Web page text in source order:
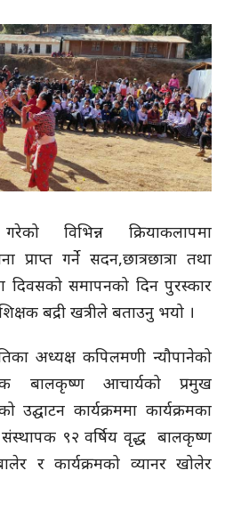
विभिन्न क्रियाकलापमा
प्राप्त गर्ने सदन,छात्रछात्रा तथा
दिवसको समापनको दिन पुरस्कार
बद्री खत्रीले बताउनु भयो ।
अध्यक्ष कपिलमणी न्यौपानेको
बालकृष्ण आचार्यको प्रमुख
कार्यक्रममा कार्यक्रमका
९२ वर्षिय वृद्ध बालकृष्ण
र कार्यक्रमको व्यानर खोलेर